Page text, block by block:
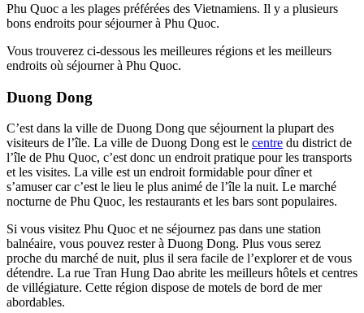
Phu Quoc a les plages préférées des Vietnamiens. Il y a plusieurs
bons endroits pour séjourner à Phu Quoc.
Vous trouverez ci-dessous les meilleures régions et les meilleurs
endroits où séjourner à Phu Quoc.
Duong Dong
C’est dans la ville de Duong Dong que séjournent la plupart des
visiteurs de l’île. La ville de Duong Dong est le centre du district de
l’île de Phu Quoc, c’est donc un endroit pratique pour les transports
et les visites. La ville est un endroit formidable pour dîner et
s’amuser car c’est le lieu le plus animé de l’île la nuit. Le marché
nocturne de Phu Quoc, les restaurants et les bars sont populaires.
Si vous visitez Phu Quoc et ne séjournez pas dans une station
balnéaire, vous pouvez rester à Duong Dong. Plus vous serez
proche du marché de nuit, plus il sera facile de l’explorer et de vous
détendre. La rue Tran Hung Dao abrite les meilleurs hôtels et centres
de villégiature. Cette région dispose de motels de bord de mer
abordables.